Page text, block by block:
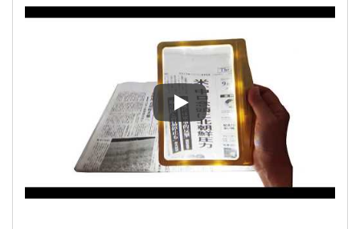
3倍LED書頁型放大鏡 書頁LED